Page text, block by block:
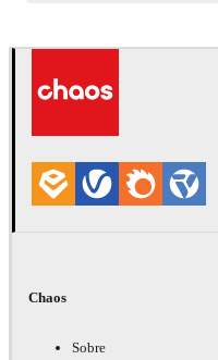
Chaos
Sobre